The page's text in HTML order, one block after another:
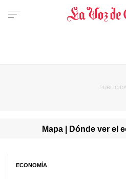
Mapa | Dónde ver el
ECONOMÍA